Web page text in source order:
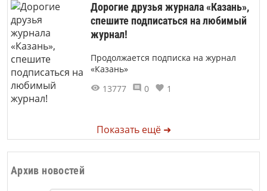
Дорогие друзья журнала «Казань»,
спешите подписаться на любимый
журнал!
Продолжается подписка на журнал
«Казань»
13777
0 1
Показать ещё ➜
Архив новостей